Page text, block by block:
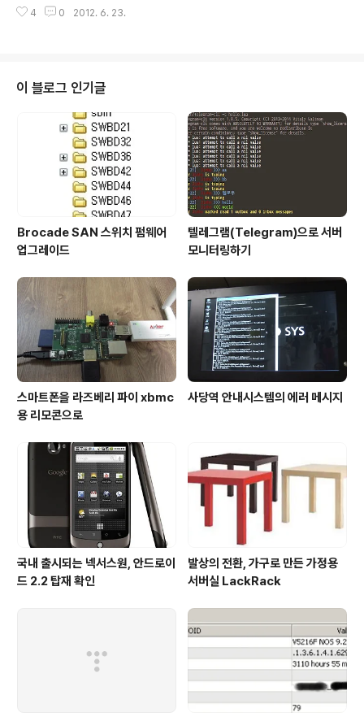
짜내기 위해 양쪽에서 두명이 잡고 돌릴고 돌려서 한방울
엘리엇 등 노벨문학상을 수상한 작가의 친필편지와 사진,
6/18 - [일상] 흥미진진한 2011 서울국제도서전
4 0 2012. 6. 23.
이 블로그 인기글
Brocade SAN 스위치 펌웨어
업그레이드
텔레그램(Telegram)으로 서버
모니터링하기
스마트폰을 라즈베리 파이 xbmc
용 리모콘으로
사당역 안내시스템의 에러 메시지
국내 출시되는 넥서스원, 안드로이
드 2.2 탑재 확인
발상의 전환, 가구로 만든 가정용
서버실 LackRack